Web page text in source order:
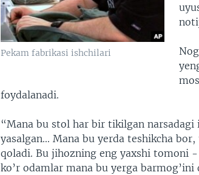
Pekam fabrikasi ishchilari
foydalanadi.
“Mana bu stol har bir tikilgan
yasalgan... Mana bu yerda teshikcha
qoladi. Bu jihozning eng yaxshi tomoni -
ko’r odamlar mana bu yerga